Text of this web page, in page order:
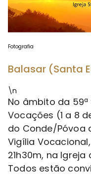
Fotografia
Balasar (Santa
\n
No âmbito da
Vocações (1 a 8
do Conde/Póvoa
Vigília
21h30m, na Igreja
Todos estão